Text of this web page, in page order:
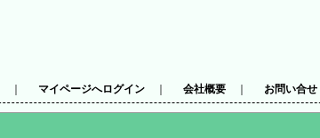
マイページへログイン 会社概要 お問い合せ